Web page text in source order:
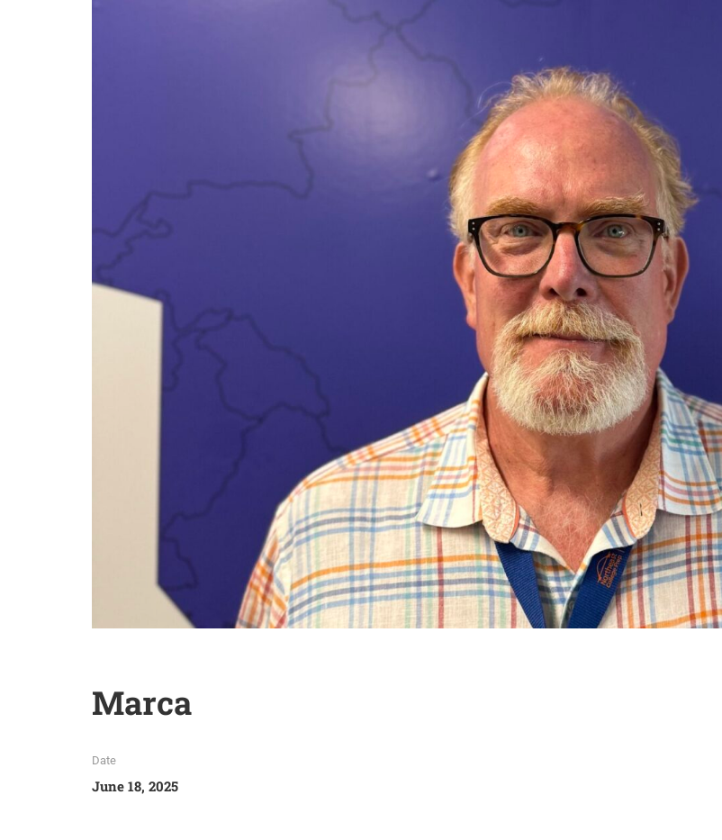
Marca
Date
June 18, 2025